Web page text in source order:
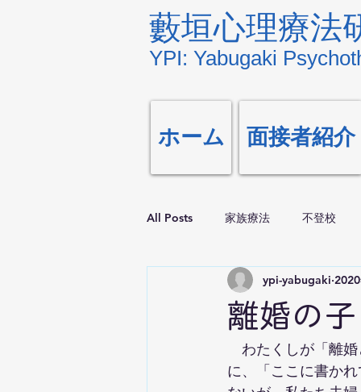
藪垣心理療法
YPI: Yabugaki
ホーム 面接者紹介
All Posts 家族療法 不登校
離婚の
ypi-yabugaki
わたくしが「離婚
に、「ここに書か